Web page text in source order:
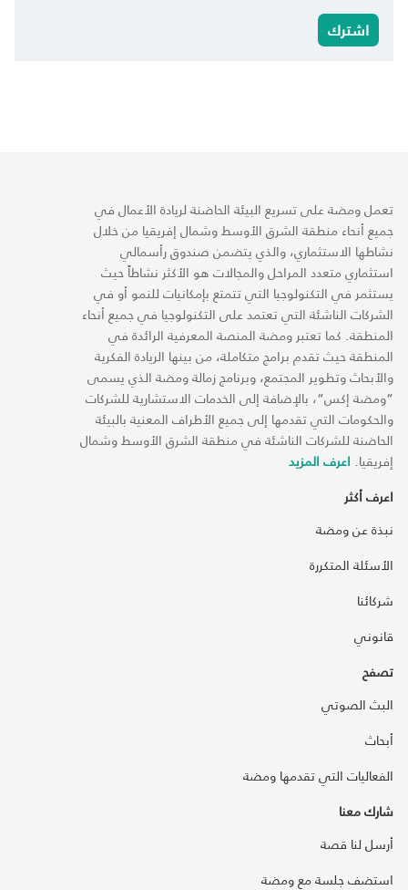
اشترك
تعمل ومضة على تسريع البيئة الحاضنة لريادة الأعمال في
جميع أنحاء منطقة الشرق الأوسط وشمال إفريقيا من خلال
نشاطها الاستثماري، والذي يتضمن صندوق رأسمالي
استثماري متعدد المراحل والمجالات هو الأكثر نشاطاً حيث
يستثمر في التكنولوجيا التي تتمتع بإمكانيات للنمو أو في
الشركات الناشئة التي تعتمد على التكنولوجيا في جميع أنحاء
المنطقة. كما تعتبر ومضة المنصة المعرفية الرائدة في
المنطقة حيث تقدم برامج متكاملة، من بينها الريادة الفكرية
والأبحاث وتطوير المجتمع، وبرنامج زمالة ومضة الذي يسمى
“ومضة إكس“، بالإضافة إلى الخدمات الاستشارية للشركات
والحكومات التي تقدمها إلى جميع الأطراف المعنية بالبيئة
الحاضنة للشركات الناشئة في منطقة الشرق الأوسط وشمال
إفريقيا. اعرف المزيد
اعرف أكثر
نبذة عن ومضة
الأسئلة المتكررة
شركائنا
قانوني
تصفح
البث الصوتي
أبحاث
الفعاليات التي تقدمها ومضة
شارك معنا
أرسل لنا قصة
استضف جلسة مع ومضة